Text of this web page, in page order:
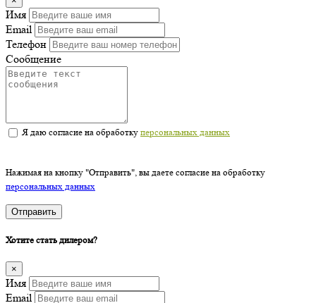
Имя
Email
Телефон
Сообщение
Я даю согласие на обработку персональных данных
Нажимая на кнопку "Отправить", вы даете согласие на обработку
персональных данных
Отправить
Хотите стать дилером?
×
Имя
Email